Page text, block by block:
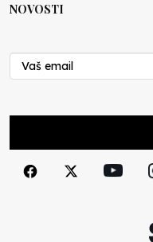
NOVOSTI